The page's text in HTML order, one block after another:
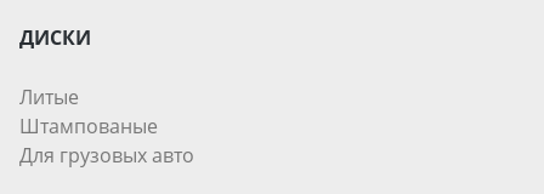
ДИСКИ
Литые
Штампованые
Для грузовых авто